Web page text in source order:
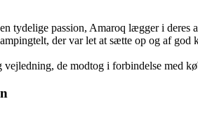
tydelige passion, Amaroq lægger i
der var let at sætte op og af
de modtog i forbindelse med